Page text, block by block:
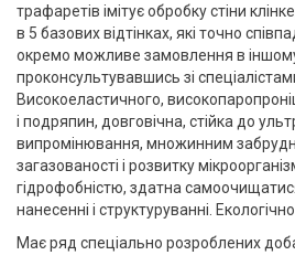
трафаретів імітує обробку стіни
в 5 базових відтінках, які точно
окремо можливе замовлення в
проконсультувавшись зі
Високоеластичного,
і подряпин, довговічна, стійка до
випромінювання, множинним
загазованості і розвитку
гідрофобністю, здатна
нанесенні і структуруванні.
Має ряд спеціально розроблених